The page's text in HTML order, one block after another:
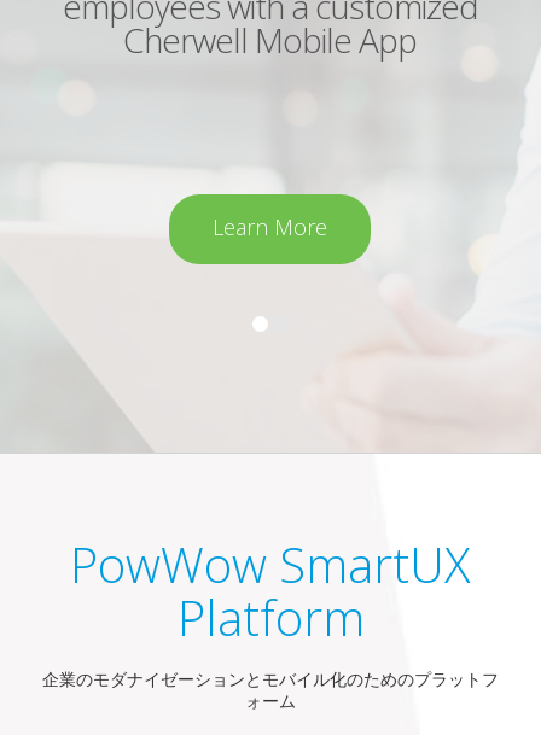
PowWow SmartUX
Platform
企業のモダナイゼーションとモバイル化のためのプラットフ
ォーム